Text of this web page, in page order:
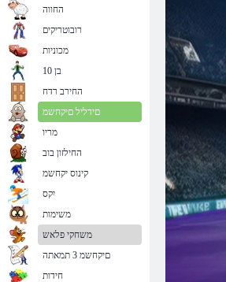
החווה
רובוטריקים
מכוניות
בן 10
החירב רדח
םידליל םיקחשמ
מריו
החילזון בוב
קינוס יקחשמ
יִקס
משימות
משחקי פלאש
םיקחשמ 3 תמאתה
חידות